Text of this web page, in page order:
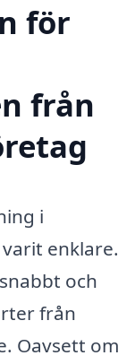
för
från
i
enklare.
och
från
Oavsett om